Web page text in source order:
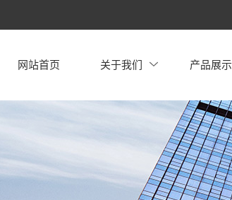
网站首页 关于我们 产品展示